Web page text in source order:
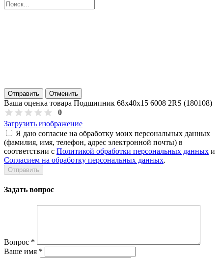
Отправить Отменить
Ваша оценка товара Подшипник 68х40х15 6008 2RS (180108)
0
Загрузить изображение
Я даю согласие на обработку моих персональных данных
(фамилия, имя, телефон, адрес электронной почты) в
соответствии с Политикой обработки персональных данных и
Согласием на обработку персональных данных.
Задать вопрос
Вопрос *
Ваше имя *